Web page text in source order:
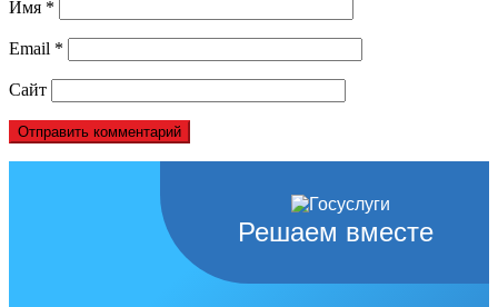
Имя *
Email *
Сайт
Решаем вместе